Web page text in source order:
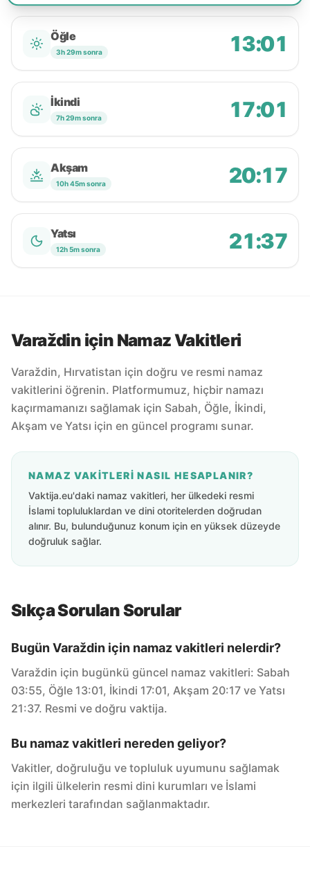
Öğle
3h 29m sonra 13:01
İkindi
7h 29m sonra 17:01
Akşam
10h 45m sonra 20:17
Yatsı
12h 5m sonra 21:37
Varaždin için Namaz Vakitleri
Varaždin, Hırvatistan için doğru ve resmi namaz
vakitlerini öğrenin. Platformumuz, hiçbir namazı
kaçırmamanızı sağlamak için Sabah, Öğle, İkindi,
Akşam ve Yatsı için en güncel programı sunar.
NAMAZ VAKITLERI NASIL HESAPLANIR?
Vaktija.eu'daki namaz vakitleri, her ülkedeki resmi
İslami topluluklardan ve dini otoritelerden doğrudan
alınır. Bu, bulunduğunuz konum için en yüksek düzeyde
doğruluk sağlar.
Sıkça Sorulan Sorular
Bugün Varaždin için namaz vakitleri nelerdir?
Varaždin için bugünkü güncel namaz vakitleri: Sabah
03:55, Öğle 13:01, İkindi 17:01, Akşam 20:17 ve Yatsı
21:37. Resmi ve doğru vaktija.
Bu namaz vakitleri nereden geliyor?
Vakitler, doğruluğu ve topluluk uyumunu sağlamak
için ilgili ülkelerin resmi dini kurumları ve İslami
merkezleri tarafından sağlanmaktadır.